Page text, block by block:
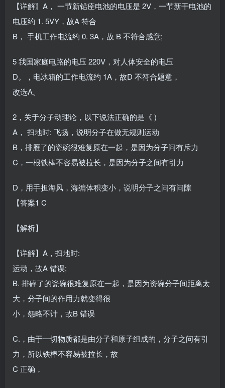
【详解〗A， 一节新铅痊电池的电压是 2V，一节新干电池的
电压约 1. 5VY，故A 符合
B， 手机工作电流约 0. 3A，故 B 不符合感意;
5 我国家庭电路的电压 220V，对人体安全的电压
D。，电冰箱的工作电流约 1A，故D 不符合题意，
改选A。
2，关于分子动理论，以下说法正确的是《 )
A， 扫地时: 飞扬，说明分子在做无规则运动
B，排雁了的瓷碗很难复原在一起，是因为分子问有斥力
C，一根铁棒不容易被拉长，是因为分子之间有引力
D，用手担海风，海编体积变小，说明分子之问有问隙
【答案1 C
【解析】
【详解】A，扫地时:
运动，故A 错误;
B. 排碎了的瓷碗很难复原在一起，是因为资碗分子间距离太
大，分子间的作用力就变得很
小，怨略不计，故B 错误
C.，由于一切物质都是由分子和原子组成的，分子之问有引
力，所以铁棒不容易被拉长，故
C 正确，